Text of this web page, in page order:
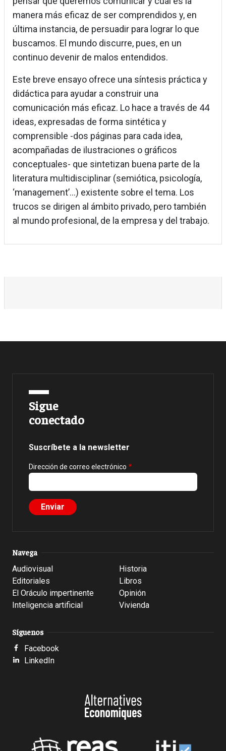
manera más eficaz de ser comprendidos y, en
última instancia, de persuadir para lograr lo que
buscamos. El mundo discurre, pues, en un
continuo devenir de malos entendidos.
Este breve ensayo ofrece una síntesis práctica y
didáctica para ayudar a construir una
comunicación más eficaz. Lo hace a través de 44
ideas, expresadas de forma sintética y
comprensible -dos páginas para cada idea,
acompañadas de ilustraciones o gráficos
conceptuales- que sintetizan buena parte de la
literatura multidisciplinar (semiótica, psicología,
‘management’...) existente sobre el tema. Los
trucos se dirigen al ámbito privado, pero también
al mundo profesional, de la empresa y del trabajo.
Sigue
conectado
Suscríbete a la newsletter
Dirección de correo electrónico
Navega
Audiovisual
Editoriales
El Oráculo impertinente
Inteligencia artificial
Historia
Libros
Opinión
Vivienda
Síguenos
Facebook
LinkedIn